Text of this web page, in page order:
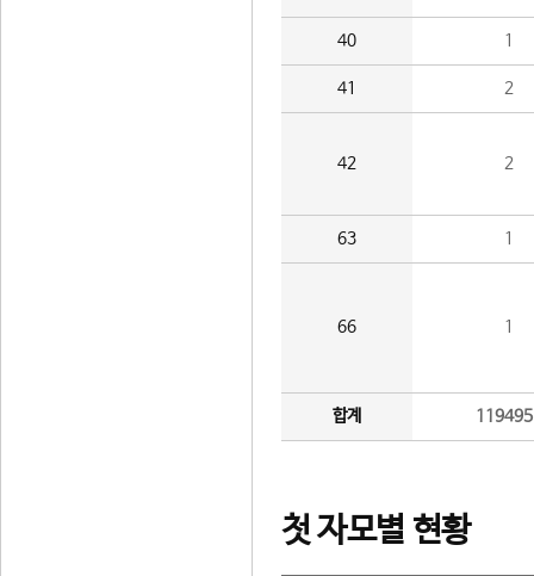
40 1
41 2
42 2
63 1
66 1
합계
첫 자모별 현황